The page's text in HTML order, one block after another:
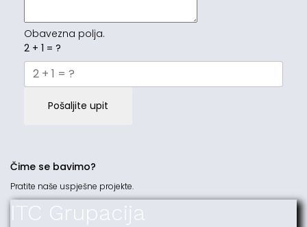
Obavezna polja.
2 + 1 = ?
Pošaljite upit
Čime se bavimo?
Pratite naše uspješne projekte.
ITC Grupacija